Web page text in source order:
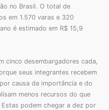
no Brasil. O total de
em 1.570 varas e 320
é estimado em R$ 15,9
cinco desembargadores cada,
seus integrantes recebem
causa da importância e do
menos recursos do que
podem chegar a dez por